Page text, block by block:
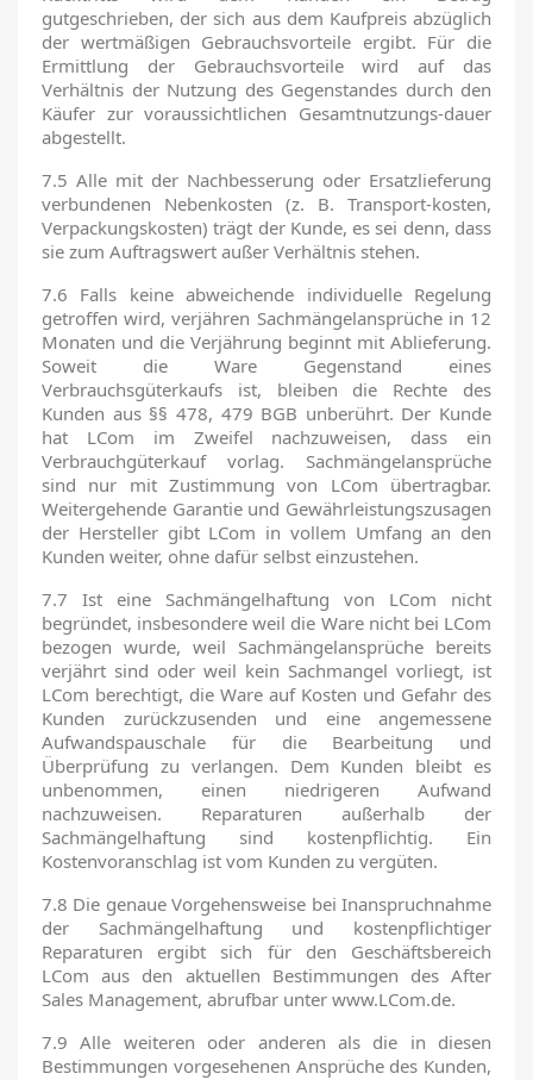
gutgeschrieben, der sich aus dem Kaufpreis abzüglich
der wertmäßigen Gebrauchsvorteile ergibt. Für die
Ermittlung der Gebrauchsvorteile wird auf das
Verhältnis der Nutzung des Gegenstandes durch den
Käufer zur voraussichtlichen Gesamtnutzungs-dauer
abgestellt.
7.5 Alle mit der Nachbesserung oder Ersatzlieferung
verbundenen Nebenkosten (z. B. Transport-kosten,
Verpackungskosten) trägt der Kunde, es sei denn, dass
sie zum Auftragswert außer Verhältnis stehen.
7.6 Falls keine abweichende individuelle Regelung
getroffen wird, verjähren Sachmängelansprüche in 12
Monaten und die Verjährung beginnt mit Ablieferung.
Soweit die Ware Gegenstand eines
Verbrauchsgüterkaufs ist, bleiben die Rechte des
Kunden aus §§ 478, 479 BGB unberührt. Der Kunde
hat LCom im Zweifel nachzuweisen, dass ein
Verbrauchgüterkauf vorlag. Sachmängelansprüche
sind nur mit Zustimmung von LCom übertragbar.
Weitergehende Garantie und Gewährleistungszusagen
der Hersteller gibt LCom in vollem Umfang an den
Kunden weiter, ohne dafür selbst einzustehen.
7.7 Ist eine Sachmängelhaftung von LCom nicht
begründet, insbesondere weil die Ware nicht bei LCom
bezogen wurde, weil Sachmängelansprüche bereits
verjährt sind oder weil kein Sachmangel vorliegt, ist
LCom berechtigt, die Ware auf Kosten und Gefahr des
Kunden zurückzusenden und eine angemessene
Aufwandspauschale für die Bearbeitung und
Überprüfung zu verlangen. Dem Kunden bleibt es
unbenommen, einen niedrigeren Aufwand
nachzuweisen. Reparaturen außerhalb der
Sachmängelhaftung sind kostenpflichtig. Ein
Kostenvoranschlag ist vom Kunden zu vergüten.
7.8 Die genaue Vorgehensweise bei Inanspruchnahme
der Sachmängelhaftung und kostenpflichtiger
Reparaturen ergibt sich für den Geschäftsbereich
LCom aus den aktuellen Bestimmungen des After
Sales Management, abrufbar unter www.LCom.de.
7.9 Alle weiteren oder anderen als die in diesen
Bestimmungen vorgesehenen Ansprüche des Kunden,